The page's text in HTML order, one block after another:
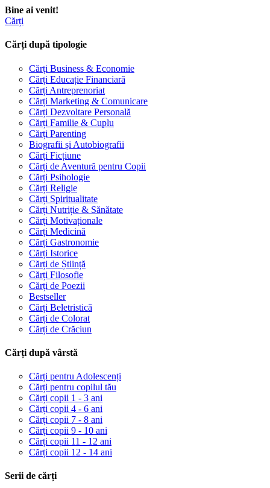
Bine ai venit!
Cărți
Cărți după tipologie
Cărți Business & Economie
Cărți Educație Financiară
Cărți Antreprenoriat
Cărți Marketing & Comunicare
Cărți Dezvoltare Personală
Cărți Familie & Cuplu
Cărți Parenting
Biografii și Autobiografii
Cărți Ficțiune
Cărți de Aventură pentru Copii
Cărți Psihologie
Cărți Religie
Cărți Spiritualitate
Cărți Nutriție & Sănătate
Cărți Motivaționale
Cărți Medicină
Cărți Gastronomie
Cărți Istorice
Cărți de Știință
Cărți Filosofie
Cărți de Poezii
Bestseller
Cărți Beletristică
Cărți de Colorat
Cărți de Crăciun
Cărți după vârstă
Cărți pentru Adolescenți
Cărți pentru copilul tău
Cărți copii 1 - 3 ani
Cărți copii 4 - 6 ani
Cărți copii 7 - 8 ani
Cărți copii 9 - 10 ani
Cărți copii 11 - 12 ani
Cărți copii 12 - 14 ani
Serii de cărți